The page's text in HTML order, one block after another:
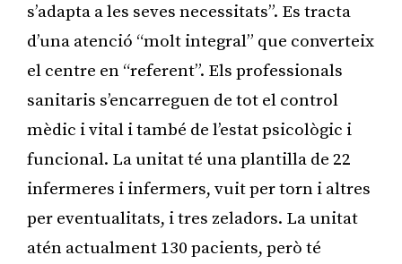
s’adapta a les seves necessitats”. Es tracta
d’una atenció “molt integral” que converteix
el centre en “referent”. Els professionals
sanitaris s’encarreguen de tot el control
mèdic i vital i també de l’estat psicològic i
funcional. La unitat té una plantilla de 22
infermeres i infermers, vuit per torn i altres
per eventualitats, i tres zeladors. La unitat
atén actualment 130 pacients, però té